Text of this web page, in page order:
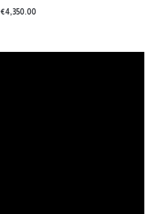
€4,350.00